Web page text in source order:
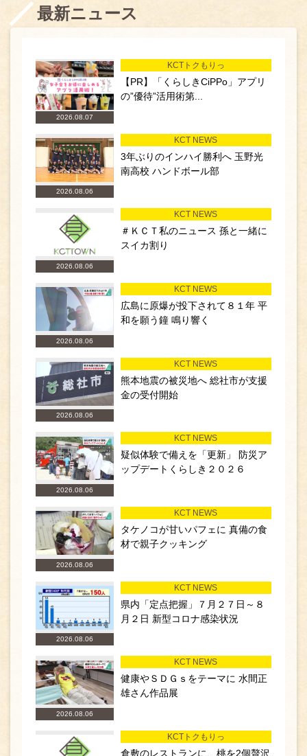
最新ニュース
2026.08.07
KCTトクもりっ
【PR】「くらしきCiPPo」アプリ
の”優待”活用術第...
2026.08.06
KCT NEWS
3年ぶりのインハイ勝利へ 玉野光
南高校 ハンドボール部
2026.08.06
KCT NEWS
＃ＫＣＴ私のニュース 孫と一緒に
スイカ割り
2026.08.06
KCT NEWS
広島に原爆が投下されて８１年 平
和を願う鐘 鳴り響く
2026.08.06
KCT NEWS
熊本地震の被災地へ 総社市が支援
金の受付開始
2026.08.06
KCT NEWS
疑似体験で備えを「更新」 防災ア
ップデートくらしき２０２６
2026.08.06
KCT NEWS
タケノコが甘いパフェに 真備の食
材で親子クッキング
2026.08.06
KCT NEWS
県内「定点把握」７月２７日～８
月２日 新型コロナ感染状況
2026.08.06
KCT NEWS
健康やＳＤＧｓをテーマに 水間正
雄さん作品展
KCTトクもりっ
倉敷のレストランに、桃を2個贅沢